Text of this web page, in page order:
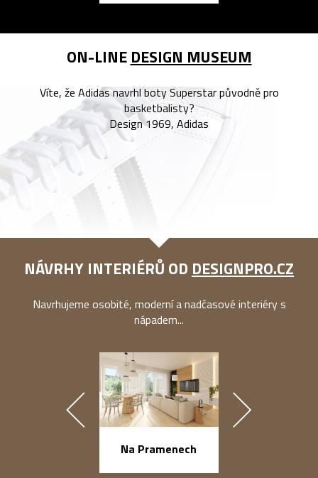
ON-LINE DESIGN MUSEUM
Víte, že Adidas navrhl boty Superstar původně pro
basketbalisty?
Design 1969, Adidas
NÁVRHY INTERIÉRŮ OD DESIGNPRO.CZ
Navrhujeme osobité, moderní a nadčasové interiéry s
nápadem...
Na Pramenech